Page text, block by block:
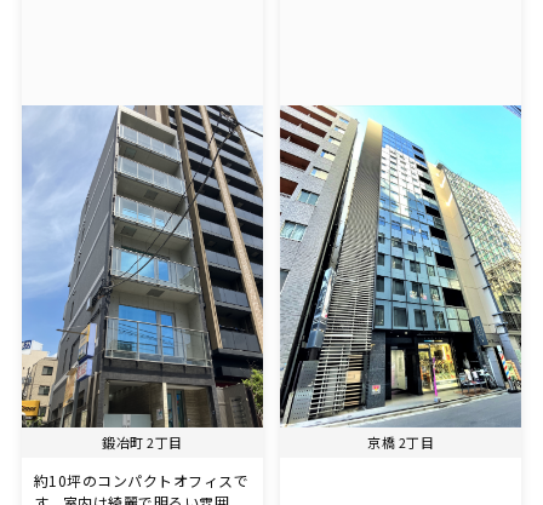
鍛冶町 2丁目
約10坪のコンパクトオフィスで
京橋 2丁目